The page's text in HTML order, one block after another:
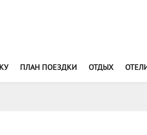
ПЛАН ПОЕЗДКИ ОТДЫХ